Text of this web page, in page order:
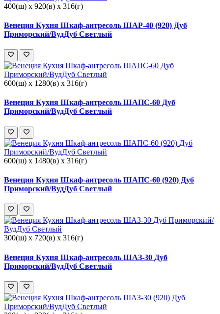
400(ш) x 920(в) x 316(г)
Венеция Кухня Шкаф-антресоль ШАР-40 (920) Дуб
Приморский/ВудДуб Светлый
600(ш) x 1280(в) x 316(г)
Венеция Кухня Шкаф-антресоль ШАПС-60 Дуб
Приморский/ВудДуб Светлый
600(ш) x 1480(в) x 316(г)
Венеция Кухня Шкаф-антресоль ШАПС-60 (920) Дуб
Приморский/ВудДуб Светлый
300(ш) x 720(в) x 316(г)
Венеция Кухня Шкаф-антресоль ШАЗ-30 Дуб
Приморский/ВудДуб Светлый